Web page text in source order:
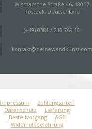
Wismarsche Straße 46, 18057
Rostock, Deutschland
(+49) 0381 / 210 769 10
kontakt@deinewandkunst.com
Impressum
Zahlungsarten
Datenschutz
Lieferung
Bestellvorgang
AGB
Widerrufsbelehrung